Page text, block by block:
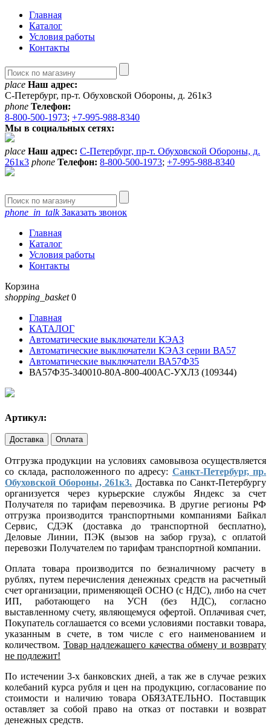
Главная
Каталог
Условия работы
Контакты
place Наш адрес:
С-Петербург, пр-т. Обуховской Обороны, д. 261к3
phone Телефон:
8-800-500-1973; +7-995-988-8340
Мы в социальных сетях:
place Наш адрес: С-Петербург, пр-т. Обуховской Обороны, д.
261к3 phone Телефон: 8-800-500-1973; +7-995-988-8340
phone_in_talkЗаказать звонок
Главная
Каталог
Условия работы
Контакты
Корзина
shopping_basket 0
Главная
КАТАЛОГ
Автоматические выключатели КЭАЗ
Автоматические выключатели КЭАЗ серии ВА57
Автоматические выключатели ВА57Ф35
ВА57Ф35-340010-80А-800-400AC-УХЛ3 (109344)
Артикул:
Доставка Оплата
Отгрузка продукции на условиях самовывоза осуществляется
со склада, расположенного по адресу: Санкт-Петербург, пр.
Обуховской Обороны, 261к3. Доставка по Санкт-Петербургу
организуется через курьерские службы Яндекс за счет
Получателя по тарифам перевозчика. В другие регионы РФ
отгрузка производится транспортными компаниями Байкал
Сервис, СДЭК (доставка до транспортной бесплатно),
Деловые Линии, ПЭК (вызов на забор груза), с оплатой
перевозки Получателем по тарифам транспортной компании.
Оплата товара производится по безналичному расчету в
рублях, путем перечисления денежных средств на расчетный
счет организации, применяющей ОСНО (с НДС), либо на счет
ИП, работающего на УСН (без НДС), согласно
выставленному счету, являющемуся офертой. Оплачивая счет,
Покупатель соглашается со всеми условиями поставки товара,
указанным в счете, в том числе с его наименованием и
количеством. Товар надлежащего качества обмену и возврату
не подлежит!
По истечении 3-х банковских дней, а так же в случае резких
колебаний курса рубля и цен на продукцию, согласование по
стоимости и наличию товара ОБЯЗАТЕЛЬНО. Поставщик
оставляет за собой право на отказ от поставки и возврат
денежных средств.